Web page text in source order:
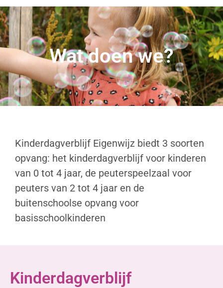
Wat doen we?
Kinderdagverblijf Eigenwijz biedt 3 soorten
opvang: het kinderdagverblijf voor kinderen
van 0 tot 4 jaar, de peuterspeelzaal voor
peuters van 2 tot 4 jaar en de
buitenschoolse opvang voor
basisschoolkinderen
Kinderdagverblijf